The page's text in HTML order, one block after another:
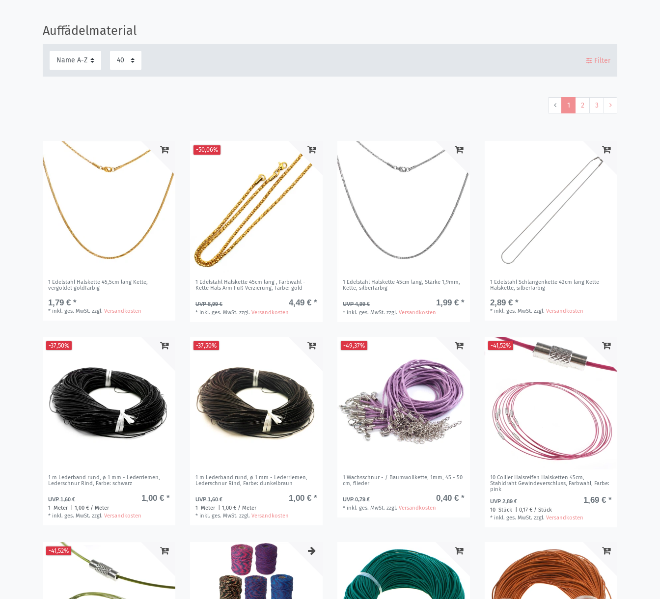
Auffädelmaterial
Filter
1 2 3
1 Edelstahl Halskette 45,5cm lang Kette,
vergoldet goldfarbig
1,79 € *
* inkl. ges. MwSt. zzgl.Versandkosten
-50,06%
1 Edelstahl Halskette 45cm lang , Farbwahl -
Kette Hals Arm Fuß Verzierung , Farbe: gold
UVP 8,99 € 4,49 € *
* inkl. ges. MwSt. zzgl.Versandkosten
1 Edelstahl Halskette 45cm lang, Stärke 1,9mm,
Kette, silberfarbig
UVP 4,99 € 1,99 € *
* inkl. ges. MwSt. zzgl.Versandkosten
1 Edelstahl Schlangenkette 42cm lang Kette
Halskette, silberfarbig
2,89 € *
* inkl. ges. MwSt. zzgl.Versandkosten
-37,50%
1 m Lederband rund, ø 1 mm - Lederriemen,
Lederschnur Rind, Farbe: schwarz
UVP 1,60 € 1,00 € *
1 Meter
| 1,00 € / Meter
* inkl. ges. MwSt. zzgl.Versandkosten
-37,50%
1 m Lederband rund, ø 1 mm - Lederriemen,
Lederschnur Rind, Farbe: dunkelbraun
UVP 1,60 € 1,00 € *
1 Meter
| 1,00 € / Meter
* inkl. ges. MwSt. zzgl.Versandkosten
-49,37%
1 Wachsschnur - / Baumwollkette, 1mm, 45 - 50
cm, flieder
UVP 0,79 € 0,40 € *
* inkl. ges. MwSt. zzgl.Versandkosten
-41,52%
10 Collier Halsreifen Halsketten 45cm,
Stahldraht Gewindeverschluss, Farbwahl, Farbe:
pink
UVP 2,89 € 1,69 € *
10 Stück
| 0,17 € / Stück
* inkl. ges. MwSt. zzgl.Versandkosten
-41,52%